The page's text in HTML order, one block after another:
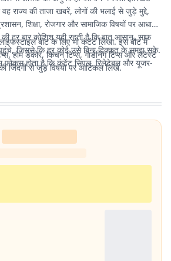
राज्य की ताजा खबरें, लोगों की भलाई से जुड़े मुद्दे,
शिक्षा, रोजगार और सामाजिक विषयों पर आधारित
हर बार कोशिश यही रहती है कि बात आसान, साफ
जिससे कि हर कोई उसे बिना दिक्कत के समझ सके.
फोकस होता है कि कंटेंट सिंपल, रिलेटेबल और यूजर-
बीट के लिए भी कंटेंट लिखा. इस बीट में
होम डेकोर, किचन टिप्स, गार्डनिंग टिप्स और लेटेस्ट
जिंदगी से जुड़े विषयों पर आर्टिकल लिखे.